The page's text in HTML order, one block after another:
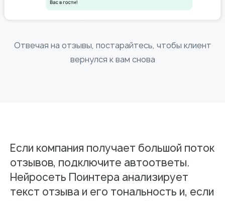
Отвечая на отзывы, постарайтесь, чтобы клиент
вернулся к вам снова
Если компания получает большой поток
отзывов, подключите автоответы.
Нейросеть Поинтера анализирует
текст отзыва и его тональность и, если